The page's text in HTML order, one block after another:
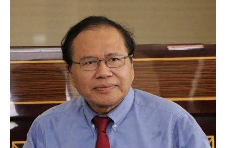
Angkutan Bawang Bombay Tak Sesuai Dokumen